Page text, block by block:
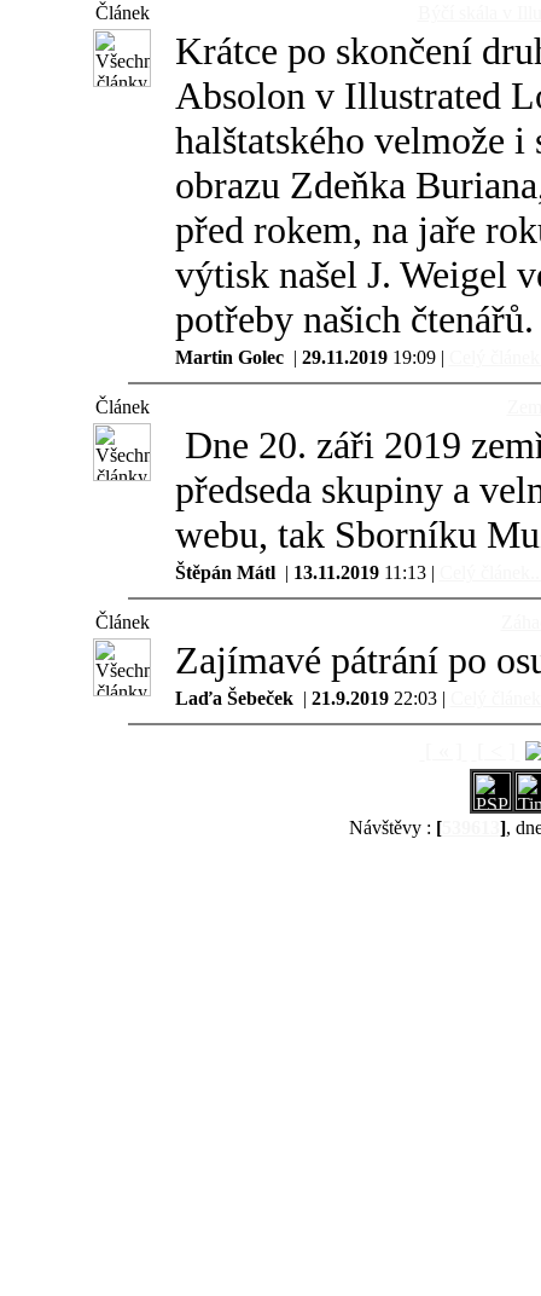
Článek
Krátce po skončení
Absolon v Illustrated
halštatského velmože
obrazu Zdeňka
před rokem, na jaře
výtisk našel J. Weigel
potřeby našich čtenářů.
Martin Golec| 29.11.201919:09 |
Článek
Dne 20. záři 2019
předseda skupiny a
webu, tak Sborníku
Štěpán Mátl| 13.11.201911:13 |
Článek
Zajímavé pátrání po
Laďa Šebeček| 21.9.201922:03 |
Návštěvy : [539613 ],